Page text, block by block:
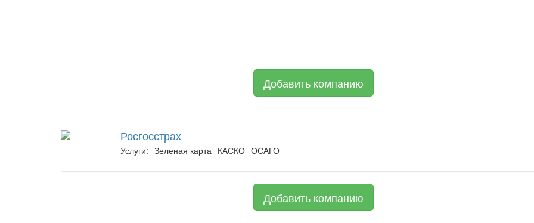
Добавить компанию
Росгосстрах
Услуги: Зеленая карта КАСКО ОСАГО
Добавить компанию